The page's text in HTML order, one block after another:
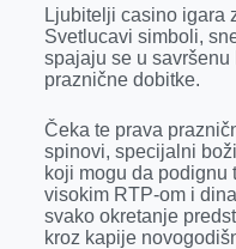
Ljubitelji casino igara
Svetlucavi simboli,
spajaju se u
praznične dobitke.
Čeka te prava
spinovi, specijalni
koji mogu da podignu
visokim RTP-om i
svako okretanje
kroz kapije